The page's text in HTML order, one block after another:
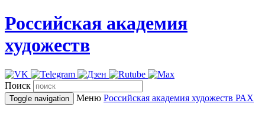
Российская академия
художеств
Поиск
Toggle navigation Меню Российская академия художеств РАХ